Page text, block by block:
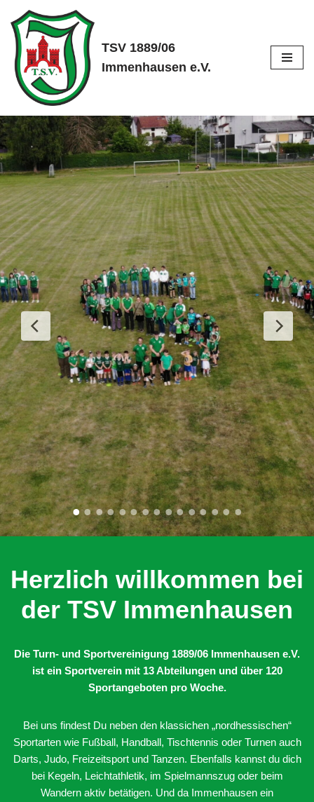
Zum
Inhalt
springen
TSV 1889/06
Immenhausen e.V.
Herzlich willkommen bei
der TSV Immenhausen
Die Turn- und Sportvereinigung 1889/06 Immenhausen e.V.
ist ein Sportverein mit 13 Abteilungen und über 120
Sportangeboten pro Woche.
Bei uns findest Du neben den klassichen „nordhessischen“
Sportarten wie Fußball, Handball, Tischtennis oder Turnen auch
Darts, Judo, Freizeitsport und Tanzen. Ebenfalls kannst du dich
bei Kegeln, Leichtathletik, im Spielmannszug oder beim
Wandern aktiv betätigen. Und da Immenhausen ein